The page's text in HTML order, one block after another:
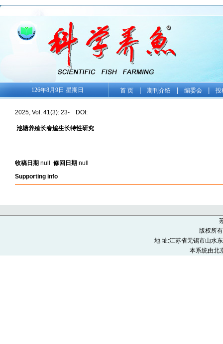
126年8月9日 星期日 首 页| 期刊介绍 编委会 投
2025, Vol. 41(3): 23- DOI:
池塘养殖长春鳊生长特性研究
收稿日期 null 修回日期 null
Supporting info
版权所
地 址:江苏省无锡市山水
本系统由北